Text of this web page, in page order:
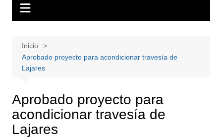
Inicio
Aprobado proyecto para acondicionar travesía de
Lajares
Aprobado proyecto para
acondicionar travesía de
Lajares